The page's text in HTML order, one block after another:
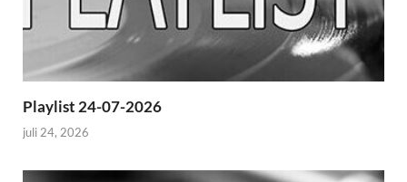
Playlist 24-07-2026
juli 24, 2026